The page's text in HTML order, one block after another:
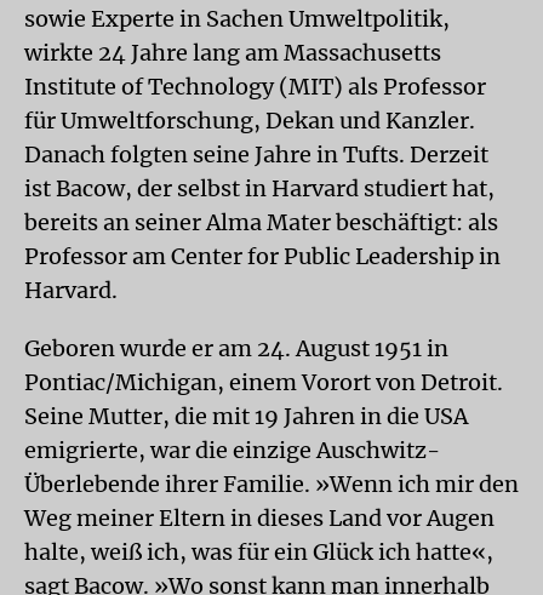
sowie Experte in Sachen Umweltpolitik,
wirkte 24 Jahre lang am Massachusetts
Institute of Technology (MIT) als Professor
für Umweltforschung, Dekan und Kanzler.
Danach folgten seine Jahre in Tufts. Derzeit
ist Bacow, der selbst in Harvard studiert hat,
bereits an seiner Alma Mater beschäftigt: als
Professor am Center for Public Leadership in
Harvard.
Geboren wurde er am 24. August 1951 in
Pontiac/Michigan, einem Vorort von Detroit.
Seine Mutter, die mit 19 Jahren in die USA
emigrierte, war die einzige Auschwitz-
Überlebende ihrer Familie. »Wenn ich mir den
Weg meiner Eltern in dieses Land vor Augen
halte, weiß ich, was für ein Glück ich hatte«,
sagt Bacow. »Wo sonst kann man innerhalb